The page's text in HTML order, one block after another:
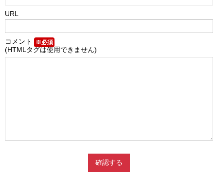
URL
コメント ※必須
(HTMLタグは使用できません)